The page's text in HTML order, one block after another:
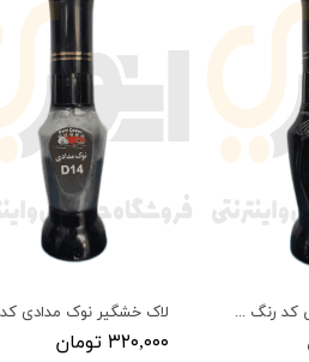
۳۲۰,۰۰۰ تومان
لاک خشگیر مشکی کد رنگ ۶۹۹۹۹ پارس کاور (ایرانخودرو)